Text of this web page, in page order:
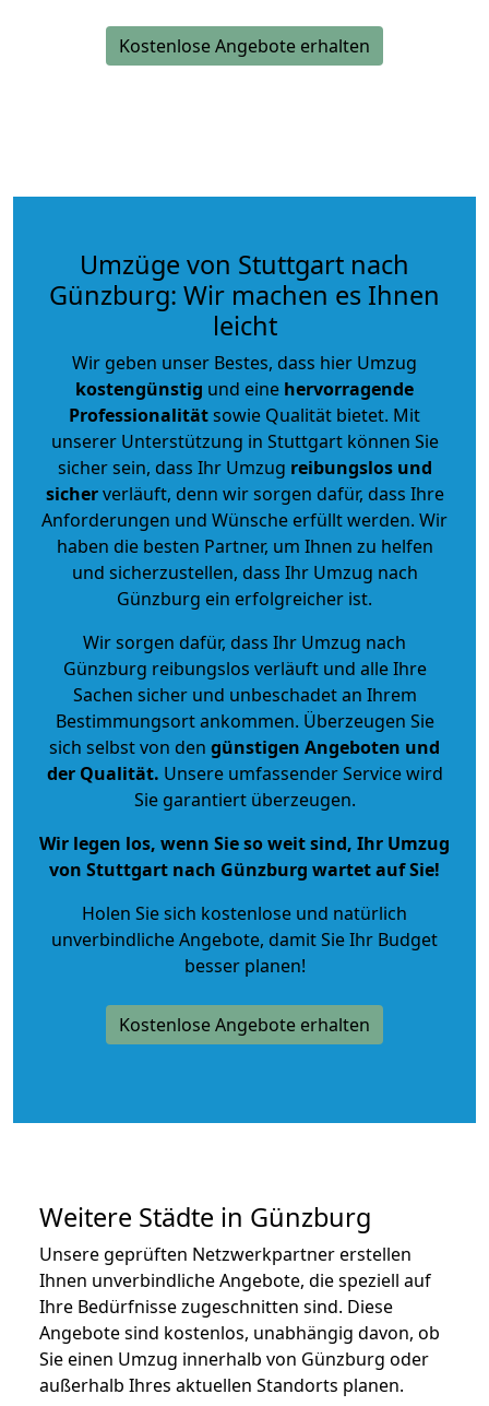
Kostenlose Angebote erhalten
Umzüge von Stuttgart nach
Günzburg: Wir machen es Ihnen
leicht
Wir geben unser Bestes, dass hier Umzug
kostengünstig und eine hervorragende
Professionalitätsowie Qualität bietet. Mit
unserer Unterstützung in Stuttgart können Sie
sicher sein, dass Ihr Umzug reibungslos und
sicherverläuft, denn wir sorgen dafür, dass Ihre
Anforderungen und Wünsche erfüllt werden. Wir
haben die besten Partner, um Ihnen zu helfen
und sicherzustellen, dass Ihr Umzug nach
Günzburg ein erfolgreicher ist.
Wir sorgen dafür, dass Ihr Umzug nach
Günzburg reibungslos verläuft und alle Ihre
Sachen sicher und unbeschadet an Ihrem
Bestimmungsort ankommen. Überzeugen Sie
sich selbst von den günstigen Angeboten und
der Qualität. Unsere umfassender Service wird
Sie garantiert überzeugen.
Wir legen los, wenn Sie so weit sind, Ihr Umzug
von Stuttgart nach Günzburg wartet auf Sie!
Holen Sie sich kostenlose und natürlich
unverbindliche Angebote, damit Sie Ihr Budget
besser planen!
Kostenlose Angebote erhalten
Weitere Städte in Günzburg
Unsere geprüften Netzwerkpartner erstellen
Ihnen unverbindliche Angebote, die speziell auf
Ihre Bedürfnisse zugeschnitten sind. Diese
Angebote sind kostenlos, unabhängig davon, ob
Sie einen Umzug innerhalb von Günzburg oder
außerhalb Ihres aktuellen Standorts planen.